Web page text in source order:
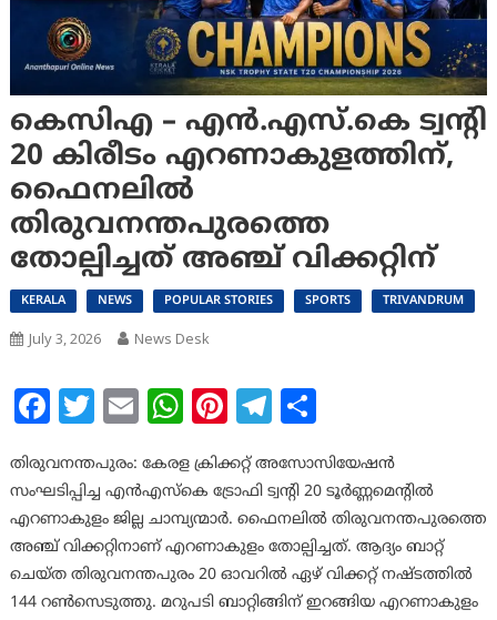
കെസിഎ – എൻ.എസ്.കെ ട്വന്റി
20 കിരീടം എറണാകുളത്തിന്,
ഫൈനലിൽ
തിരുവനന്തപുരത്തെ
തോല്പിച്ചത് അഞ്ച് വിക്കറ്റിന്
KERALA NEWS POPULAR STORIES SPORTS TRIVANDRUM
July 3, 2026 News Desk
Facebook
Twitter
EmailWhatsApp
Pinterest
Telegram
Share
തിരുവനന്തപുരം: കേരള ക്രിക്കറ്റ് അസോസിയേഷൻ
സംഘടിപ്പിച്ച എൻഎസ്കെ ട്രോഫി ട്വന്റി 20 ടൂർണ്ണമെന്റിൽ
എറണാകുളം ജില്ല ചാമ്പ്യന്മാർ. ഫൈനലിൽ തിരുവനന്തപുരത്തെ
അഞ്ച് വിക്കറ്റിനാണ് എറണാകുളം തോല്പിച്ചത്. ആദ്യം ബാറ്റ്
ചെയ്ത തിരുവനന്തപുരം 20 ഓവറിൽ ഏഴ് വിക്കറ്റ് നഷ്ടത്തിൽ
144 റൺസെടുത്തു. മറുപടി ബാറ്റിങ്ങിന് ഇറങ്ങിയ എറണാകുളം